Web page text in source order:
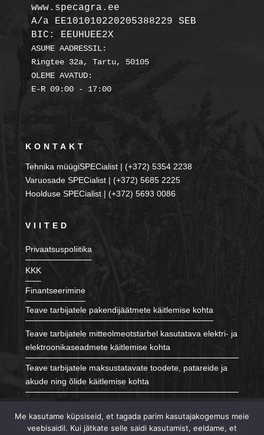
A/a EE101010220205388229 SEB
BIC: EEUHUEE2X
ASUME AADRESSIL:
Ringtee 32a, Tartu, 50105
OLEME AVATUD:
E-R 09:00 - 17:00
KONTAKT
Tehnika müügiSPECialist | (+372) 5354 2238
Varuosade SPECialist | (+372) 5685 2225
Hoolduse SPECialist | (+372) 5693 0086
VIITED
Privaatsuspoliitika
KKK
Finantseerimine
Teave tarbijatele pakendijäätmete käitlemise kohta
Teave tarbijatele mitteolmeotstarbel kasutatava elektri- ja
elektroonikaseadmete käitlemise kohta
Teave tarbijatele maksustatavate toodete, patareide ja
akude ning õlide käitlemise kohta
JÄLGI MEID
Me kasutame küpsiseid, et tagada parim kasutajakogemus meie
veebisaidil. Kui jätkate selle saidi kasutamist, eeldame, et